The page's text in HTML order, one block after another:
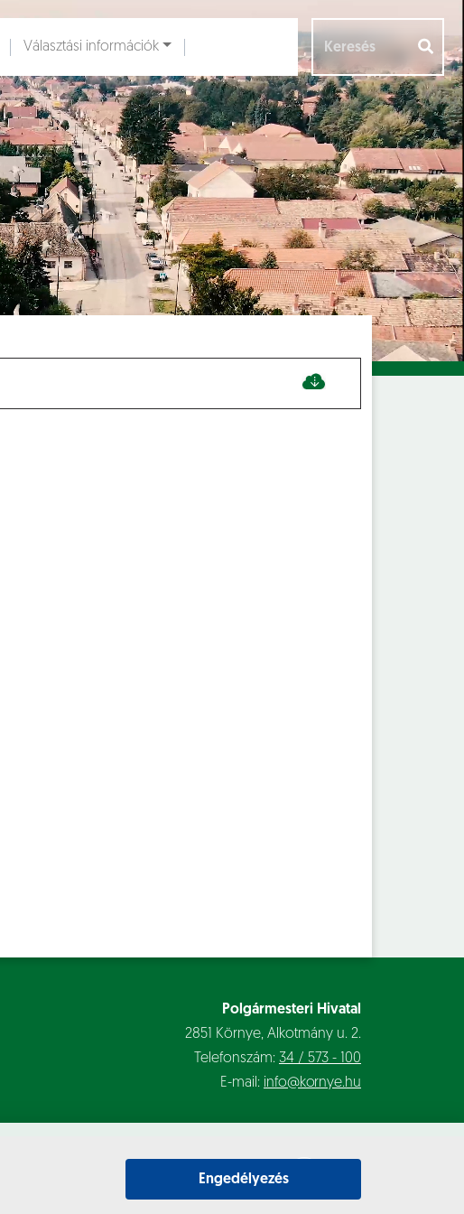
Engedélyezés
Választási információk
Polgármesteri Hivatal
2851 Környe, Alkotmány u. 2.
Telefonszám: 34 / 573 - 100
E-mail: info@kornye.hu
Aloldalak []